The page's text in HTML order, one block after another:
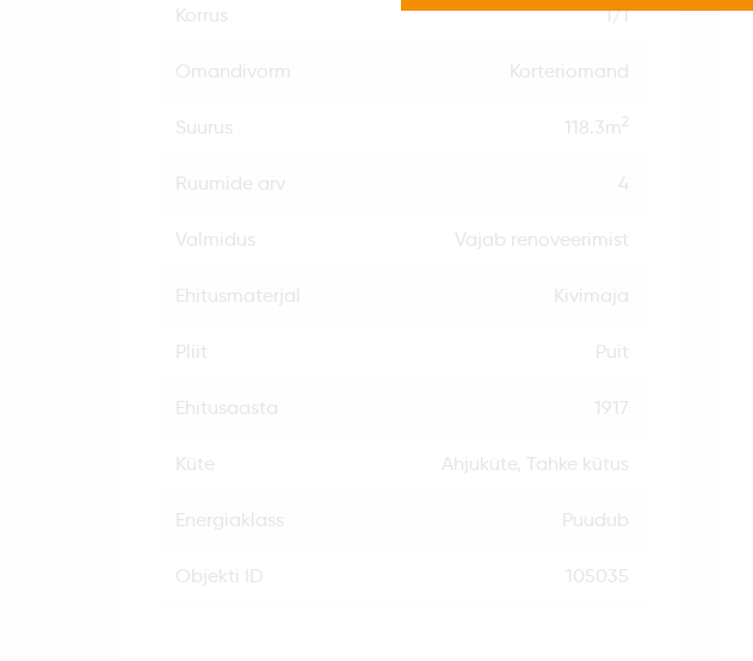
korrus 1/1
omandivorm Korteriomand
suurus 118.3m 2
ruumide arv 4
valmidus Vajab renoveerimist
ehitusmaterjal Kivimaja
pliit Puit
ehitusaasta 1917
küte Ahjuküte, Tahke kütus
energiaklass Puudub
objekti ID 105035